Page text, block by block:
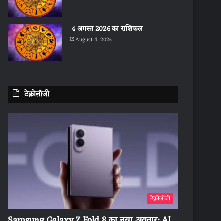
4 अगस्त 2026 का राशिफल
August 4, 2026
टेक्नोलॉजी
टेक्नोलॉजी